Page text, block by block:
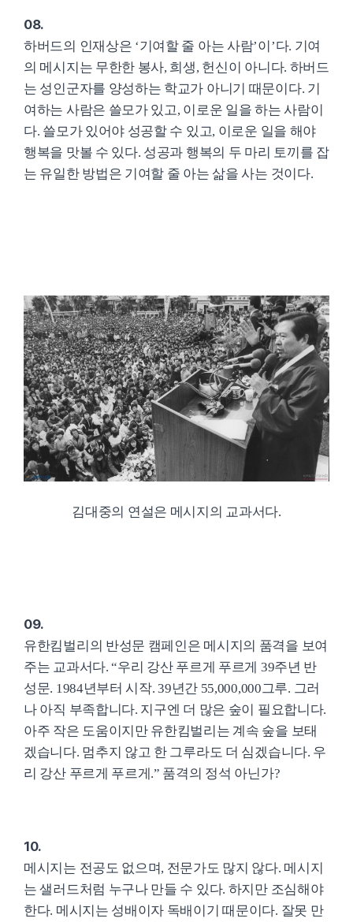
08.
하버드의 인재상은 ‘기여할 줄 아는 사람’이’다. 기여
의 메시지는 무한한 봉사, 희생, 헌신이 아니다. 하버드
는 성인군자를 양성하는 학교가 아니기 때문이다. 기
여하는 사람은 쓸모가 있고, 이로운 일을 하는 사람이
다. 쓸모가 있어야 성공할 수 있고, 이로운 일을 해야
행복을 맛볼 수 있다. 성공과 행복의 두 마리 토끼를 잡
는 유일한 방법은 기여할 줄 아는 삶을 사는 것이다.
김대중의 연설은 메시지의 교과서다.
09.
유한킴벌리의 반성문 캠페인은 메시지의 품격을 보여
주는 교과서다. “우리 강산 푸르게 푸르게 39주년 반
성문. 1984년부터 시작. 39년간 55,000,000그루. 그러
나 아직 부족합니다. 지구엔 더 많은 숲이 필요합니다.
아주 작은 도움이지만 유한킴벌리는 계속 숲을 보태
겠습니다. 멈추지 않고 한 그루라도 더 심겠습니다. 우
리 강산 푸르게 푸르게.” 품격의 정석 아닌가?
10.
메시지는 전공도 없으며, 전문가도 많지 않다. 메시지
는 샐러드처럼 누구나 만들 수 있다. 하지만 조심해야
한다. 메시지는 성배이자 독배이기 때문이다. 잘못 만